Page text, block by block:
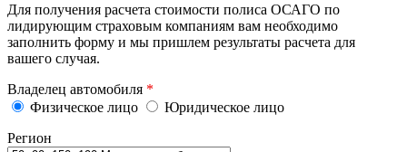
Для получения расчета стоимости полиса ОСАГО по
лидирующим страховым компаниям вам необходимо
заполнить форму и мы пришлем результаты расчета для
вашего случая.
Владелец автомобиля *
Физическое лицо
Юридическое лицо
Регион